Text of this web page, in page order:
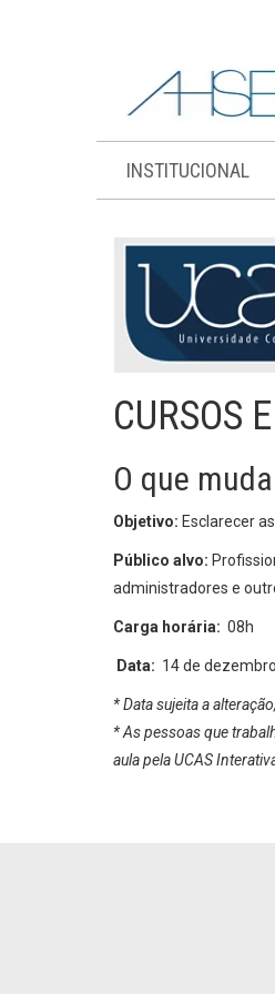
INSTITUCIONAL
CURSOS
O que
Objetivo: Esclarecer
Público alvo:
administradores e
Carga horária: 08h
Data: 14 de
* Data sujeita a
* As pessoas que
aula pela UCAS